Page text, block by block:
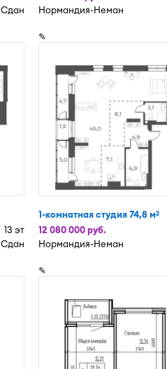
Сдан
Нормандия-Неман
13 эт
Сдан
✎
1-комнатная студия 74,8 м2
12 080 000 руб.
Нормандия-Неман
✎